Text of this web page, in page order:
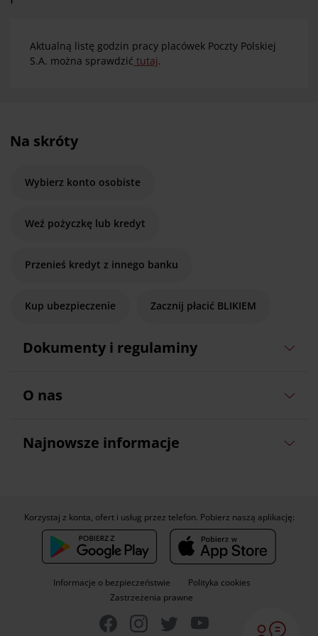
Aktualną listę godzin pracy placówek Poczty Polskiej
S.A. można sprawdzić tutaj.
Na skróty
Wybierz konto osobiste
Weź pożyczkę lub kredyt
Przenieś kredyt z innego banku
Kup ubezpieczenie Zacznij płacić BLIKIEM
Dokumenty i regulaminy
O nas
Najnowsze informacje
Informacje o bezpieczeństwie
Polityka cookies
Zastrzeżenia prawne
Korzystaj z konta, ofert i usług przez telefon. Pobierz naszą aplikację: